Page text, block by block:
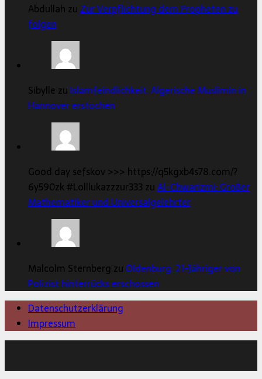
Abdullah zu Zur Verpflichtung dem Propheten zu
folgen
Sibylle zu Islamfeindlichkeit: Algerische Muslimin in
Hannover erstochen
Good day sefskov >>> https://q5kgxb4s78.com/?
6y590zk #Lolllukazzzur333 zuAl-Chwarizmi: Großer
Mathematiker und Universalgelehrter
Malcolm Sternberg zu Oldenburg: 21-Jähriger von
Polizist hinterrücks erschossen
Datenschutzerklärung
Impressum